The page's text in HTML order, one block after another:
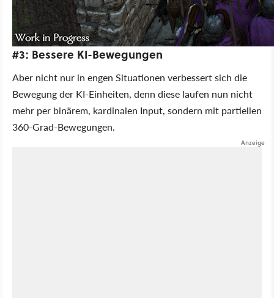
#3: Bessere KI-Bewegungen
Aber nicht nur in engen Situationen verbessert sich die
Bewegung der KI-Einheiten, denn diese laufen nun nicht
mehr per binärem, kardinalen Input, sondern mit partiellen
360-Grad-Bewegungen.